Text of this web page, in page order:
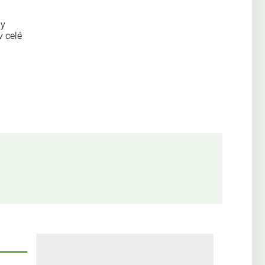
celé